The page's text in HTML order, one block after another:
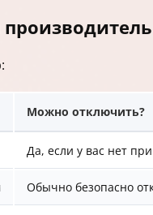
Можно отключить?
Да, если у вас нет
Обычно безопасно